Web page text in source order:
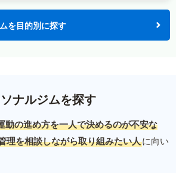
を目的別に探す
ナルジムを探す
動の進め方を一人で決めるのが不安な
理を相談しながら取り組みたい人に向い